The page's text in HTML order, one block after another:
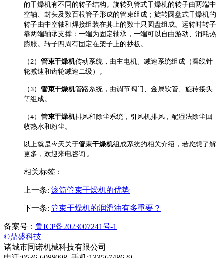
的干燥机有不同的转子结构。旋转列管式干燥机的转子由两端中
空轴、封头及数百根管子形成的管束组成；旋转圆盘式干燥机的
转子由中空轴和焊接组装在其上的数十只圆盘组成。运转时转子
靠两端轴承支撑：一端为固定轴承，一端可以自由游动、消耗热
膨胀。转子四周有固定在架子上的抄板。
（2） 管束干燥机传动系统，由主电机、减速系统组成（摆线针
轮减速和齿轮减速二级）。
（ 3） 管束干燥机管路系统，由调节阀门、金属软管、旋转接头
等组成。
（4） 管束干燥机排风和除尘系统，引风机排风，配湿法除尘回
收热水和粉尘。
以上就是今天关于管束干燥机组成系统的相关介绍，若您想了解
更多，欢迎来电咨询 。
相关标签：
上一条: 滚筒管束干燥机的优势​
下一条: 管束干燥机的润滑油有多重要​？
备案号： 鲁ICP备2023007241号-1
©鼎盛科技
诸城市同诺机械科技有限公司